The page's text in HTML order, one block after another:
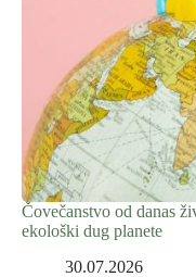
Čovečanstvo od danas
ekološki dug planete
30.07.2026